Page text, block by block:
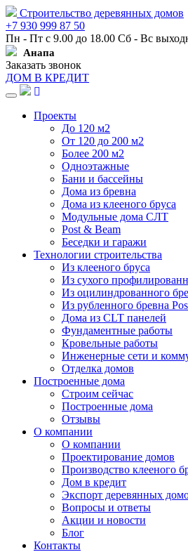
Строительство деревянных домов
+7 930 999 87 50
Пн - Пт с 9.00 до 18.00 Сб - Вс
Анапа
Заказать звонок
ДОМ В КРЕДИТ
Навигация
Проекты
До 120 м2
От 120 до 200 м2
Более 200 м2
Одноэтажные
Бани и бассейны
Дома из бревна
Дома из клееного бруса
Модульные дома СЛТ
Post & Beam
Беседки и гаражи
Технологии строительства
Из клееного бруса
Из сухого
Из оцилиндрованного
Из рубленного бревна
Дома из CLT панелей
Фундаментные работы
Кровельные работы
Инженерные сети и
Отделка домов
Построенные дома
Строим сейчас
Построенные дома
Отзывы
О компании
О компании
Проектирование домов
Производство клееного
Дом в кредит
Экспорт деревянных
Вопросы и ответы
Акции и новости
Блог
Контакты